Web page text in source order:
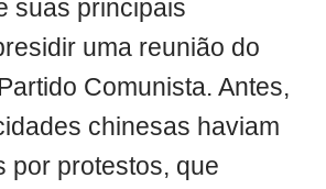
suas principais
uma reunião do
Comunista. Antes,
chinesas haviam
por protestos, que